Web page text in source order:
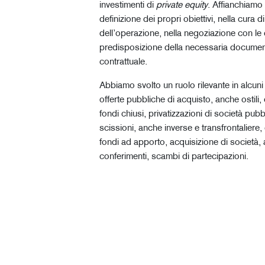
investimenti di private equity. Affianchiamo
definizione dei propri obiettivi, nella cura
dell’operazione, nella negoziazione con
predisposizione della necessaria
contrattuale.
Abbiamo svolto un ruolo rilevante in alcuni
offerte pubbliche di acquisto, anche ostili,
fondi chiusi, privatizzazioni di società
scissioni, anche inverse e
fondi ad apporto, acquisizione di società,
conferimenti, scambi di partecipazioni.